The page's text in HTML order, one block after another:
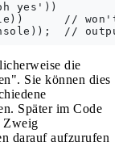
yes'))
// won't
die
Sie können dies
Später im Code
Zweig
darauf aufzurufen